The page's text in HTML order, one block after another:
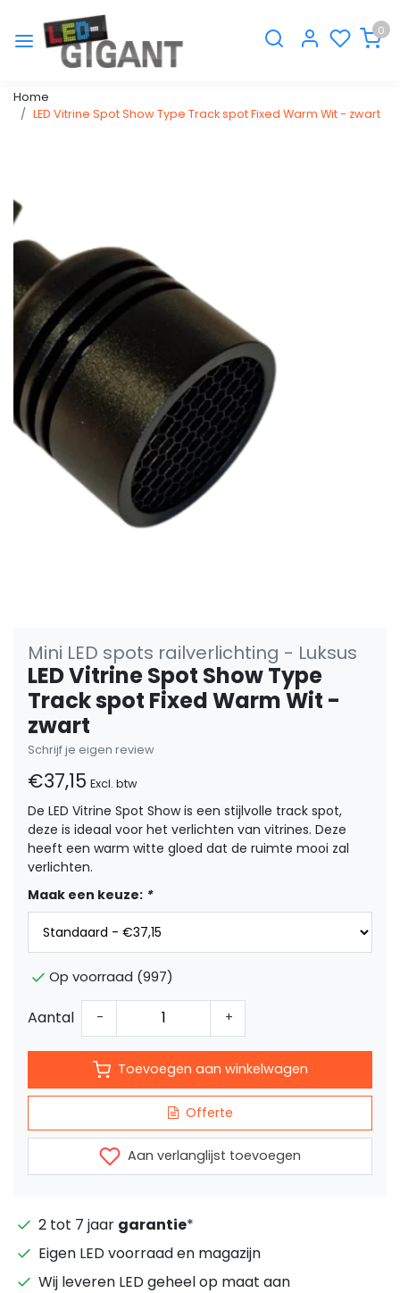
0
Home
LED Vitrine Spot Show Type Track spot Fixed Warm Wit - zwart
Mini LED spots railverlichting - Luksus
LED Vitrine Spot Show Type
Track spot Fixed Warm Wit -
zwart
Schrijf je eigen review
€37,15 Excl. btw
De LED Vitrine Spot Show is een stijlvolle track spot,
deze is ideaal voor het verlichten van vitrines. Deze
heeft een warm witte gloed dat de ruimte mooi zal
verlichten.
Maak een keuze: *
Op voorraad (997)
Aantal - +
Toevoegen aan winkelwagen
Offerte
Aan verlanglijst toevoegen
2 tot 7 jaar garantie*
Eigen LED voorraad en magazijn
Wij leveren LED geheel op maat aan